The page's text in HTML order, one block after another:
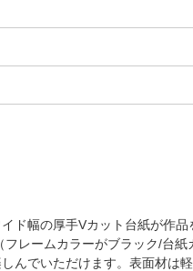
ド幅の厚手Vカット台紙が作
レームカラーがブラック/台
んでいただけます。表面材は